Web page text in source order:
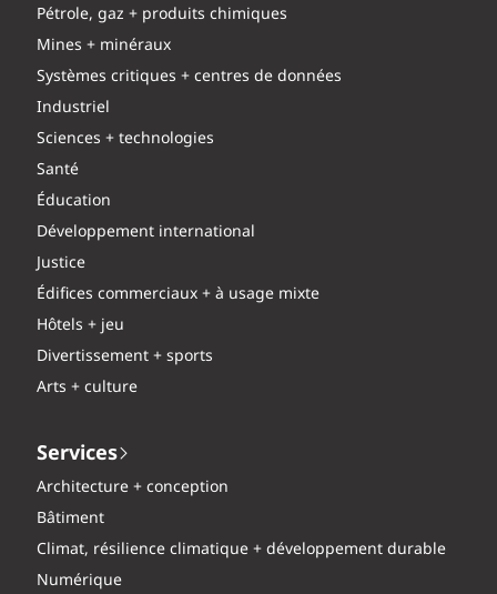
Pétrole, gaz + produits chimiques
Mines + minéraux
Systèmes critiques + centres de données
Industriel
Sciences + technologies
Santé
Éducation
Développement international
Justice
Édifices commerciaux + à usage mixte
Hôtels + jeu
Divertissement + sports
Arts + culture
Services
Architecture + conception
Bâtiment
Climat, résilience climatique + développement durable
Numérique